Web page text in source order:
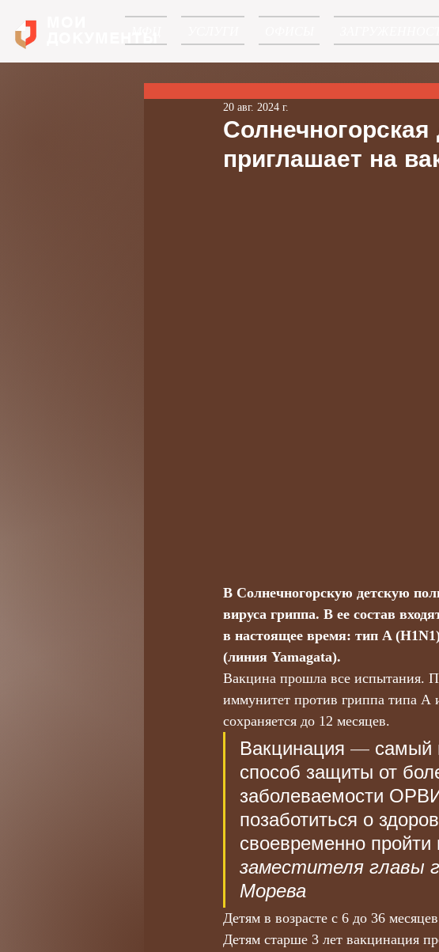
приглашает на
20 авг. 2024 г.
В Солнечногорскую детскую
вируса гриппа. В ее состав
в настоящее время: тип A
(линия Yamagata).
Вакцина прошла все испытания.
иммунитет против гриппа типа А
сохраняется до 12 месяцев.
Вакцинация — самый
способ защиты от
заболеваемости
позаботиться о
своевременно
заместителя главы
Морева
Детям в возрасте с 6 до 36
Детям старше 3 лет вакцинация